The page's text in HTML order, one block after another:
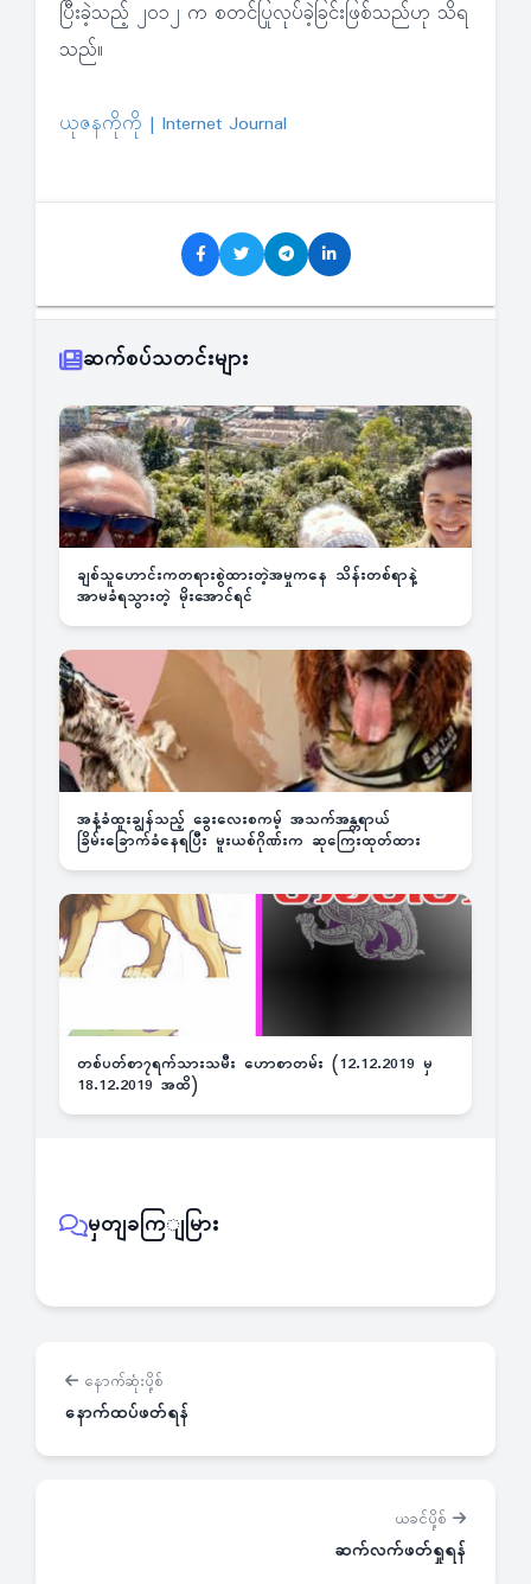
ပြီးခဲ့သည့် ၂၀၁၂ က စတင်ပြုလုပ်ခဲ့ခြင်းဖြစ်သည်ဟု သိရ
သည်။
ယုဇနကိုကို | Internet Journal
ဆက်စပ်သတင်းများ
ချစ်သူဟောင်းကတရားစွဲထားတဲ့အမှုကနေ သိန်းတစ်ရာနဲ့
အာမခံရသွားတဲ့ မိုးအောင်ရင်
အနံ့ခံထူးချွန်သည့် ခွေးလေးစကမ့် အသက်အန္တရာယ်
ခြိမ်းခြောက်ခံနေရပြီး မူးယစ်ဂိုဏ်းက ဆုကြေးထုတ်ထား
တစ်ပတ်စာ၇ရက်သားသမီး ဟောစာတမ်း (12.12.2019 မှ
18.12.2019 အထိ)
မှတျခကြျမြား
နောက်ဆုံးပို့စ်
နောက်ထပ်ဖတ်ရန်
ယခင်ပို့စ်
ဆက်လက်ဖတ်ရှုရန်